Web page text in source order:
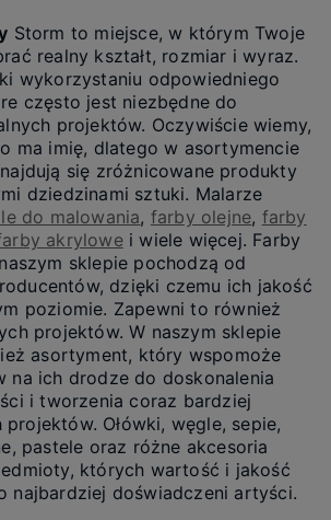
Storm to miejsce, w którym Twoje
realny kształt, rozmiar i wyraz.
wykorzystaniu odpowiedniego
często jest niezbędne do
projektów. Oczywiście wiemy,
ma imię, dlatego w asortymencie
się zróżnicowane produkty
dziedzinami sztuki. Malarze
do malowania, farby olejne, farby
akrylowei wiele więcej. Farby
sklepie pochodzą od
dzięki czemu ich jakość
poziomie. Zapewni to również
projektów. W naszym sklepie
asortyment, który wspomoże
na ich drodze do doskonalenia
i tworzenia coraz bardziej
Ołówki, węgle, sepie,
pastele oraz różne akcesoria
których wartość i jakość
najbardziej doświadczeni artyści.